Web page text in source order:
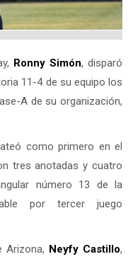
Ronny Simón, disparó
11-4 de su equipo los
A de su organización,
como primero en el
tres anotadas y cuatro
número 13 de la
por tercer juego
Arizona, Neyfy Castillo,